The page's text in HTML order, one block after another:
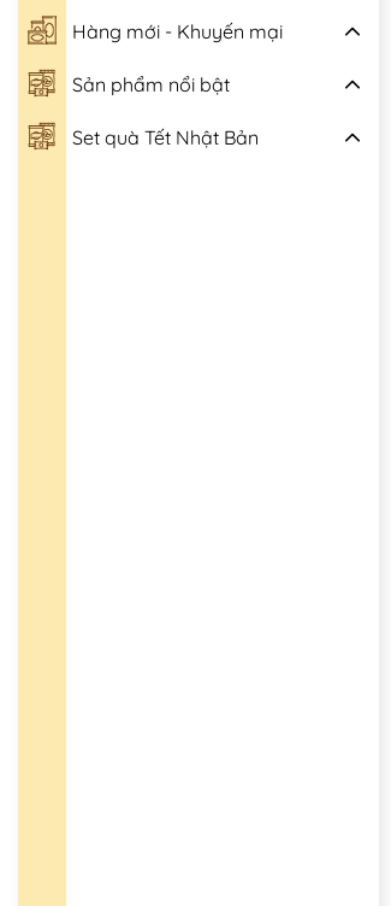
Hàng mới - Khuyến mại
Sản phẩm nổi bật
Set quà Tết Nhật Bản